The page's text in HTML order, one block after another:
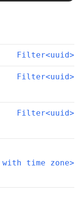
Filter<uuid>
Filter<uuid>
Filter<uuid>
time zone>